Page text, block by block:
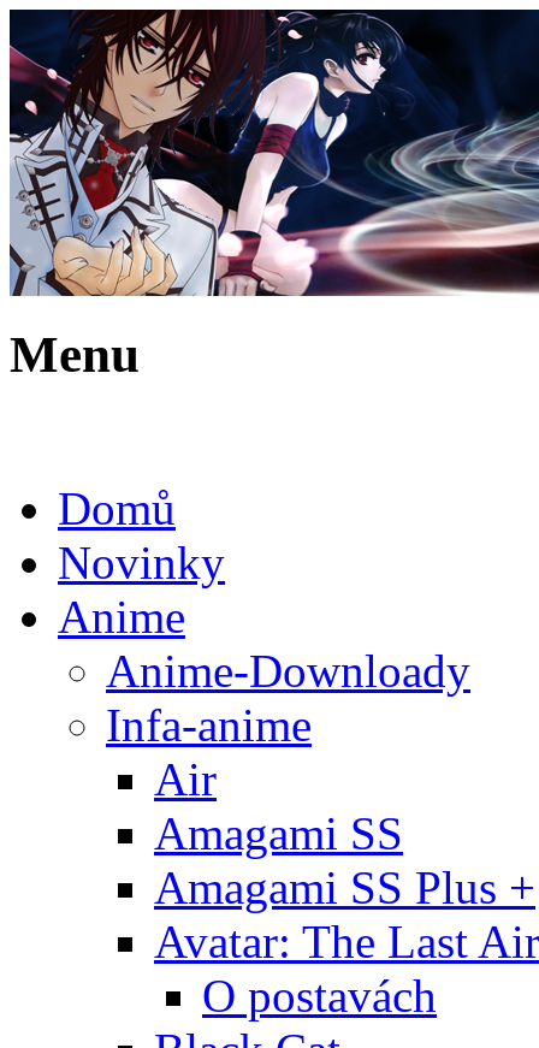
Menu
Domů
Novinky
Anime
Anime-Downloady
Infa-anime
Air
Amagami SS
Amagami SS Plus +
Avatar: The Last
O postavách